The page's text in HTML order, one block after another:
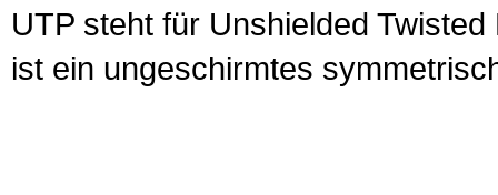
UTP steht für Unshielded
ist ein ungeschirmtes